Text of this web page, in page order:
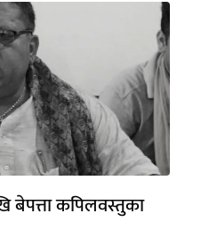
बेपत्ता कपिलवस्तुका